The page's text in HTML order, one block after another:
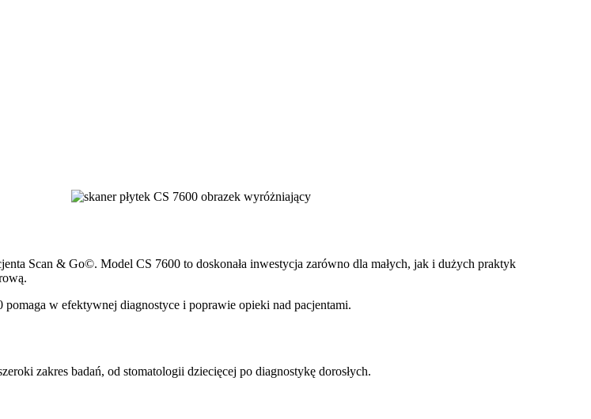
Scan & Go©. Model CS 7600 to doskonała inwestycja zarówno dla małych, jak i dużych praktyk
w efektywnej diagnostyce i poprawie opieki nad pacjentami.
zakres badań, od stomatologii dziecięcej po diagnostykę dorosłych.